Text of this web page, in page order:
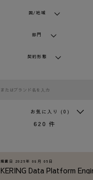
国/地域
部門
契約形態
お気に入り (0)
620 件
掲載日 2026年 08月 06日
KERING Data Platform